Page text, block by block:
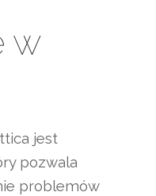
w
jest
pozwala
problemów